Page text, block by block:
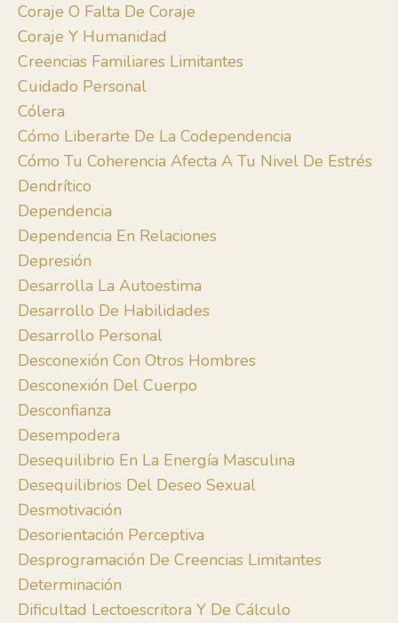
Coraje O Falta De Coraje
Coraje Y Humanidad
Creencias Familiares Limitantes
Cuidado Personal
Cólera
Cómo Liberarte De La Codependencia
Cómo Tu Coherencia Afecta A Tu Nivel De Estrés
Dendrítico
Dependencia
Dependencia En Relaciones
Depresión
Desarrolla La Autoestima
Desarrollo De Habilidades
Desarrollo Personal
Desconexión Con Otros Hombres
Desconexión Del Cuerpo
Desconfianza
Desempodera
Desequilibrio En La Energía Masculina
Desequilibrios Del Deseo Sexual
Desmotivación
Desorientación Perceptiva
Desprogramación De Creencias Limitantes
Determinación
Dificultad Lectoescritora Y De Cálculo